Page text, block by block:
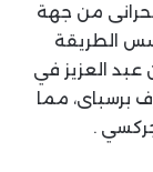
من جهة
الطريقة
عبد العزيز في
برسباى، مما
.